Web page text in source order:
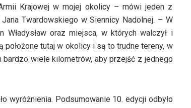
Krajowej w mojej okolicy – mówi jeden z
Twardowskiego w Siennicy Nadolnej. – W
oraz miejsca, w których walczył i
położone tutaj w okolicy i są to trudne tereny, w
bardzo wiele kilometrów, aby przejść z jednego
wyróżnienia. Podsumowanie 10. edycji odbyło